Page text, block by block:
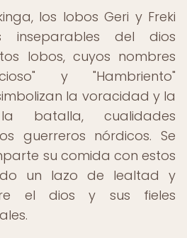
los lobos Geri y Freki
inseparables del dios
lobos, cuyos nombres
y "Hambriento"
la voracidad y la
batalla, cualidades
guerreros nórdicos. Se
su comida con estos
un lazo de lealtad y
el dios y sus fieles